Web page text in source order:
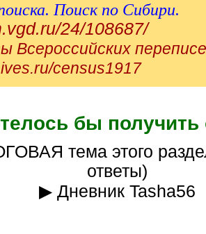
Поиск по Сибири.
24/108687/
Всероссийских
census1917
бы получить
ответы)
▶ Дневник Tasha56